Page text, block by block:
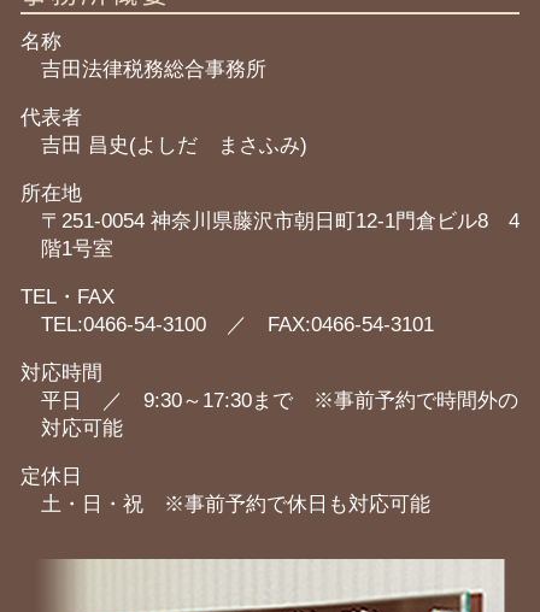
名称
吉田法律税務総合事務所
代表者
吉田 昌史(よしだ まさふみ)
所在地
〒251-0054 神奈川県藤沢市朝日町12-1門倉ビル8 4
階1号室
TEL・FAX
TEL:0466-54-3100 ／ FAX:0466-54-3101
対応時間
平日 ／ 9:30～17:30まで ※事前予約で時間外の
対応可能
定休日
土・日・祝 ※事前予約で休日も対応可能